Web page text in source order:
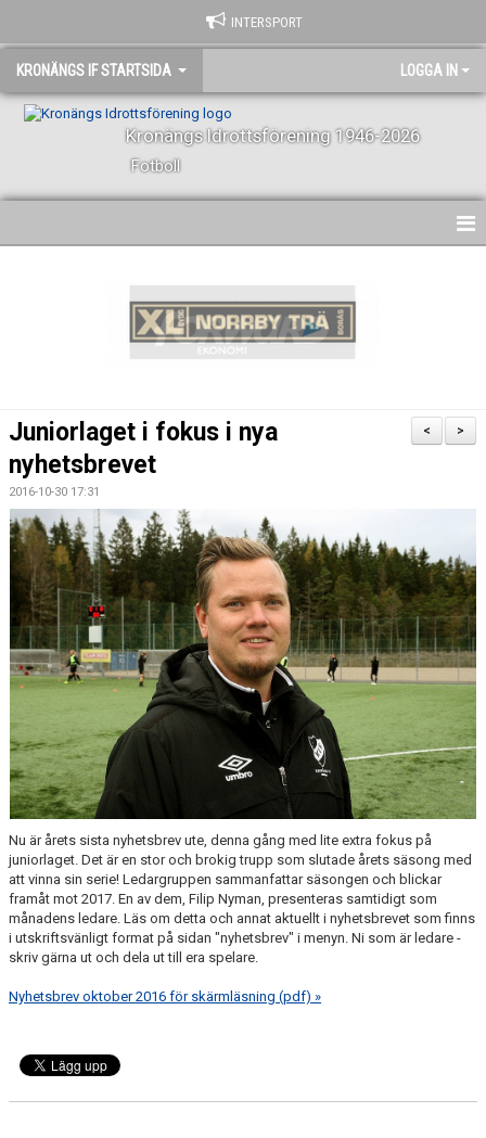
INTERSPORT
KRONÄNGS IF STARTSIDA LOGGA IN
Kronängs Idrottsförening 1946-2026
Fotboll
VÅRA LAG OCH LEDARE
KANSLI, STYRELSE OCH SEKTIONER
MATCHER OCH RESULTAT
TRÄNINGSSCHEMA
DOKUMENT
TRÄNINGSKLÄDER O SPORTLEVERANTÖR
SAMARBETSPARTNERS
BLI MEDLEM I KRONÄNGS IF
>
<
Juniorlaget i fokus i nya
nyhetsbrevet
2016-10-30 17:31
Nu är årets sista nyhetsbrev ute, denna gång med lite extra fokus på
juniorlaget. Det är en stor och brokig trupp som slutade årets säsong med
att vinna sin serie! Ledargruppen sammanfattar säsongen och blickar
framåt mot 2017. En av dem, Filip Nyman, presenteras samtidigt som
månadens ledare. Läs om detta och annat aktuellt i nyhetsbrevet som finns
i utskriftsvänligt format på sidan "nyhetsbrev" i menyn. Ni som är ledare -
skriv gärna ut och dela ut till era spelare.
Nyhetsbrev oktober 2016 för skärmläsning (pdf) »